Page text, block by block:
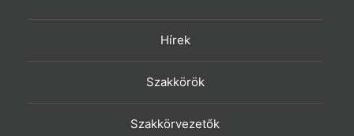
Hírek
Szakkörök
Szakkörvezetők